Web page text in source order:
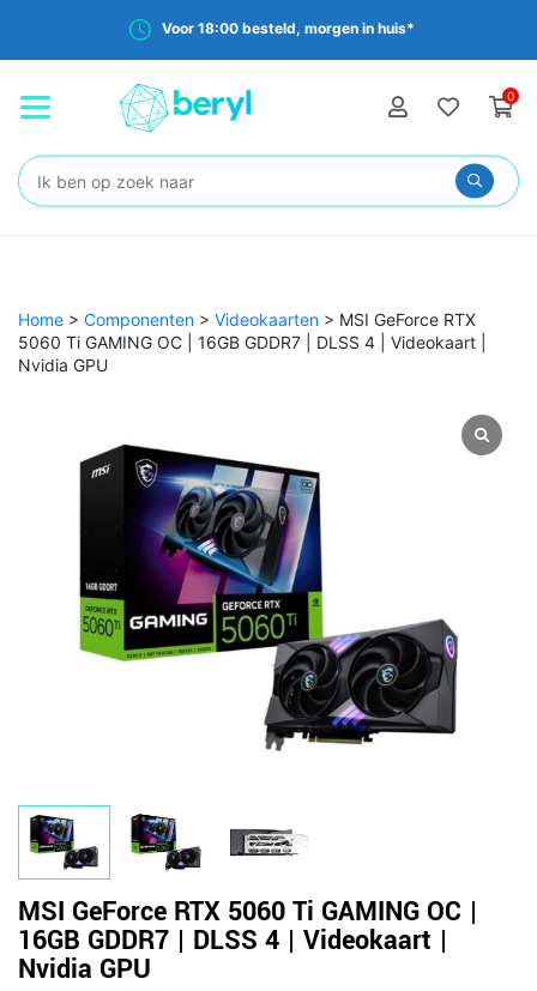
Voor 18:00 besteld, morgen in huis*
0
Zoeken:
Home > Componenten > Videokaarten > MSI GeForce RTX
5060 Ti GAMING OC | 16GB GDDR7 | DLSS 4 | Videokaart |
Nvidia GPU
MSI GeForce RTX 5060 Ti GAMING OC |
16GB GDDR7 | DLSS 4 | Videokaart |
Nvidia GPU